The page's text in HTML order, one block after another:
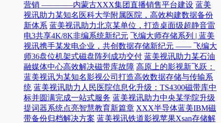
营销 ————内蒙古XXX集团直播销售平台建设 蓝美
视讯助力某知名医科大学附属医院，高效构建数据备份
新体系 蓝美视讯助力北京某单位，打造桌面级超静音雷
电3共享4K/8K非编系统新纪元 飞编大师存储系列 | 蓝美
视讯携手某发电企业，共创数据存储新纪元 —— 飞编大
师36盘位机架式磁盘阵列成功交付 蓝美视讯助力某石油
融媒体中心高效解决磁带库故障 高原上的影视新飞跃：
蓝美视讯为某知名影视公司打造高效数据存储与传输系
统 蓝美视讯助力人民医院信息化升级：TS4300磁带库中
标并圆满完成一站式服务 蓝美视讯助力中央某学院升级
提词器系统点亮智慧教育新篇章 XXX半导体蓝美IBM磁
带备份归档解决方案 蓝美视讯铁道影视苹果Xsan存储解